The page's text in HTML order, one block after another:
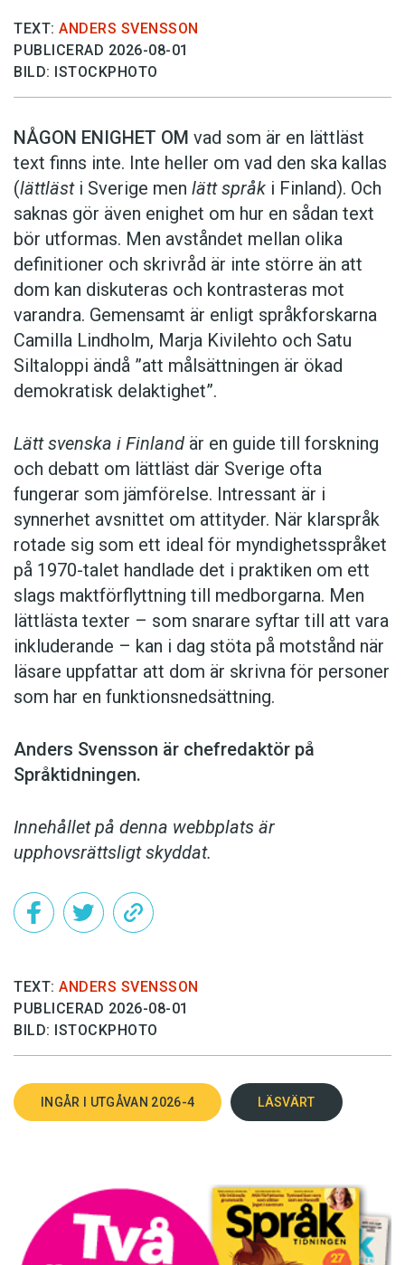
TEXT: ANDERS SVENSSON
PUBLICERAD 2026-08-01
BILD: ISTOCKPHOTO
NÅGON ENIGHET OM vad som är en lättläst
text finns inte. Inte heller om vad den ska kallas
(lättlästi Sverige men lätt språk i Finland). Och
saknas gör även enighet om hur en sådan text
bör utformas. Men avståndet mellan olika
definitioner och skrivråd är inte större än att
dom kan diskuteras och kontrasteras mot
varandra. Gemensamt är enligt språkforskarna
Camilla Lindholm, Marja Kivilehto och Satu
Siltaloppi ändå ”att målsättningen är ökad
demokratisk delaktighet”.
Lätt svenska i Finland är en guide till forskning
och debatt om lättläst där ­Sverige ofta
fungerar som jämförelse. ­Intressant är i
synnerhet ­avsnittet om attityder. När klar­språk
rotade sig som ett ideal för myndighetsspråket
på 1970-talet handlade det i praktiken om ett
slags maktförflyttning till medborgarna. Men
lättlästa texter – som snarare syftar till att vara
inkluderande – kan i dag stöta på motstånd när
läsare uppfattar att dom är skrivna för personer
som har en funktionsnedsättning.
Anders Svensson är chefredaktör på
Språktidningen.
Innehållet på denna webbplats är
upphovsrättsligt skyddat.
TEXT: ANDERS SVENSSON
PUBLICERAD 2026-08-01
BILD: ISTOCKPHOTO
INGÅR I UTGÅVAN 2026-4 LÄSVÄRT